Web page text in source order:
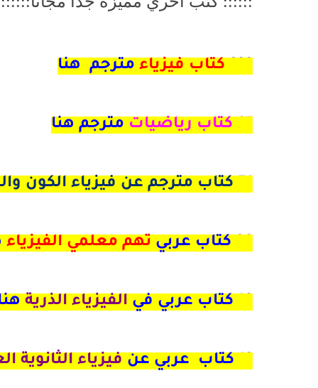
كتاب فيزياء مترجم هنا
كتاب رياضيات مترجم هنا
كتاب مترجم عن فيزياء الكون
كتاب عربي تهم معلمي الفيزياء
الفيزياء الذرية
كتاب عربي عن فيزياء الثانوية